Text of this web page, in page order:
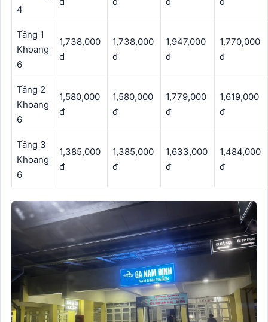
4
Tầng 1
Khoang
6
1,738,000
đ
1,738,000
đ
1,947,000
đ
1,770,000
đ
Tầng 2
Khoang
6
1,580,000
đ
1,580,000
đ
1,779,000
đ
1,619,000
đ
Tầng 3
Khoang
6
1,385,000
đ
1,385,000
đ
1,633,000
đ
1,484,000
đ